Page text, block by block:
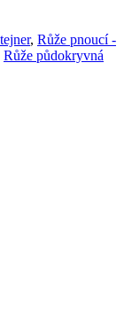
, Růže pnoucí -
Růže půdokryvná